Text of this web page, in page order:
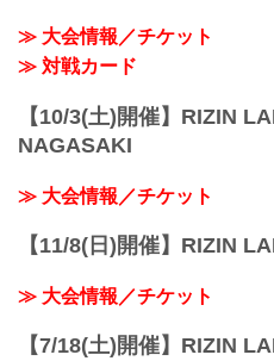
≫ 大会情報／チケット
≫ 対戦カード
【10/3(土)開催】RIZIN
NAGASAKI
≫ 大会情報／チケット
【11/8(日)開催】RIZIN
≫ 大会情報／チケット
【7/18(土)開催】RIZIN